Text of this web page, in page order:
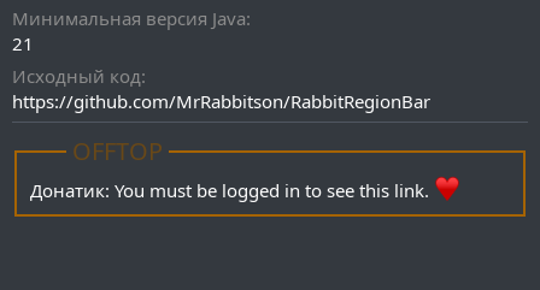
Минимальная версия Java
21
Исходный код
https://github.com/MrRabbitson/RabbitRegionBar
OFFTOP
Донатик:You must be logged in to see this link.